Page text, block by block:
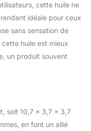
cette huile ne
idéale pour ceux
sans sensation de
huile est mieux
un produit souvent
soit 10,7 x 3,7 x 3,7
en font un allié